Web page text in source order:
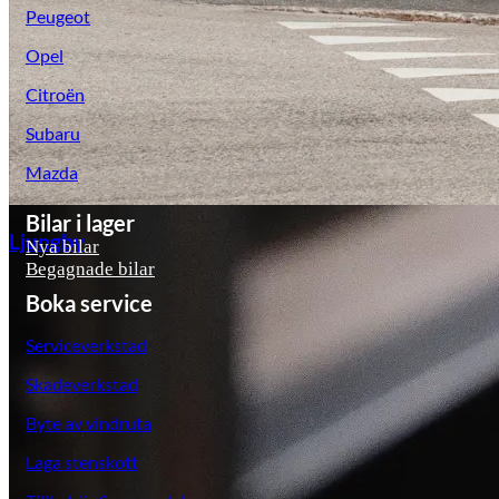
Ljungby
Peugeot
Opel
Citroën
Subaru
Mazda
Bilar i lager
Nya bilar
Begagnade bilar
Boka service
Serviceverkstad
Skadeverkstad
Byte av vindruta
Laga stenskott